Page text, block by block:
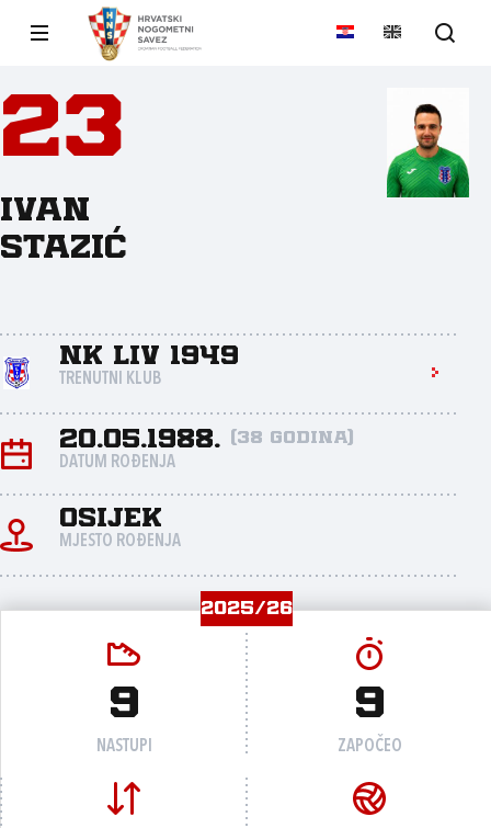
23
Ivan
Stazić
NK LIV 1949
TRENUTNI KLUB
20.05.1988. (38 godina)
DATUM ROĐENJA
Osijek
MJESTO ROĐENJA
2025/26
9
NASTUPI
9
ZAPOČEO